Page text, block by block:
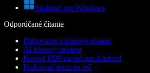
Stiahnuť pre Windows
Odporúčané čítanie
Diktovanie a hlasové písanie
AI hlasový asistent
Prevod PDF na reč pre Android
Prehrávač textu na reč